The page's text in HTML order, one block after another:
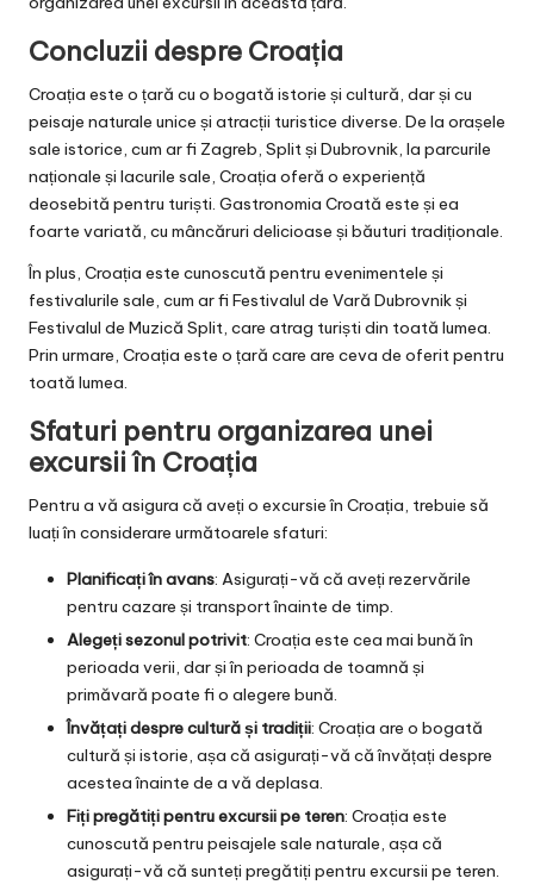
Concluzii despre Croația
Croația este o țară cu o bogată istorie și cultură, dar și cu
peisaje naturale unice și atracții turistice diverse. De la orașele
sale istorice, cum ar fi Zagreb, Split și Dubrovnik, la parcurile
naționale și lacurile sale, Croația oferă o experiență
deosebită pentru turiști. Gastronomia Croată este și ea
foarte variată, cu mâncăruri delicioase și băuturi tradiționale.
În plus, Croația este cunoscută pentru evenimentele și
festivalurile sale, cum ar fi Festivalul de Vară Dubrovnik și
Festivalul de Muzică Split, care atrag turiști din toată lumea.
Prin urmare, Croația este o țară care are ceva de oferit pentru
toată lumea.
Sfaturi pentru organizarea unei
excursii în Croația
Pentru a vă asigura că aveți o excursie în Croația, trebuie să
luați în considerare următoarele sfaturi:
Planificați în avans: Asigurați-vă că aveți rezervările
pentru cazare și transport înainte de timp.
Alegeți sezonul potrivit: Croația este cea mai bună în
perioada verii, dar și în perioada de toamnă și
primăvară poate fi o alegere bună.
Învățați despre cultură și tradiții: Croația are o bogată
cultură și istorie, așa că asigurați-vă că învățați despre
acestea înainte de a vă deplasa.
Fiți pregătiți pentru excursii pe teren: Croația este
cunoscută pentru peisajele sale naturale, așa că
asigurați-vă că sunteți pregătiți pentru excursii pe teren.